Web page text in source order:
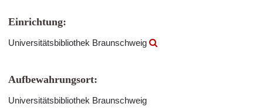
Einrichtung:
Universitätsbibliothek Braunschweig
Aufbewahrungsort:
Universitätsbibliothek Braunschweig